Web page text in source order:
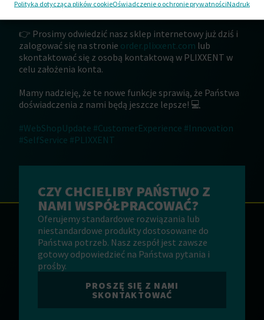
Polityka dotycząca plików cookieOświadczenie o ochronie prywatnościNadruk
elastyczności w zarządzaniu zamówieniami.
👉 Prosimy odwiedzić nasz sklep internetowy już dziś i
zalogować się na stronie order.plixxent.com lub
skontaktować się z osobą kontaktową w PLIXXENT w
celu założenia konta.
Mamy nadzieję, że te nowe funkcje sprawią, że Państwa
doświadczenia z nami będą jeszcze lepsze! 💻
#WebShopUpdate #CustomerExperience #Innovation
#SelfService #PLIXXENT
CZY CHCIELIBY PAŃSTWO Z
NAMI WSPÓŁPRACOWAĆ?
Oferujemy standardowe rozwiązania lub
niestandardowe produkty dostosowane do
Państwa potrzeb. Nasz zespół jest zawsze
gotowy odpowiedzieć na Państwa pytania i
prośby.
PROSZĘ SIĘ Z NAMI
SKONTAKTOWAĆ